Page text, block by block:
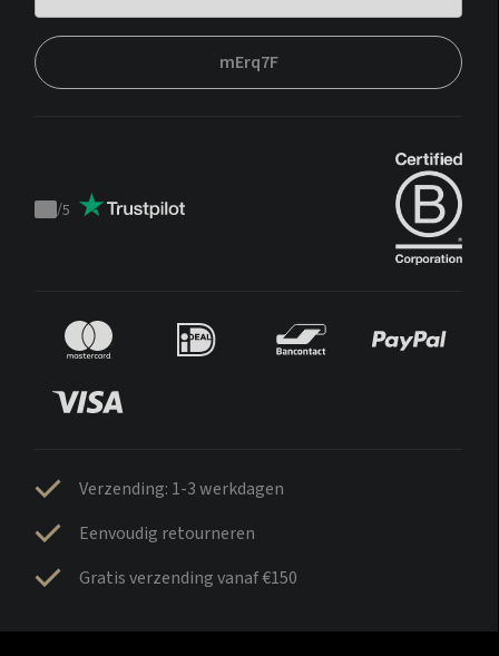
mErq7F
Trustpilot
/5
Verzending: 1-3 werkdagen
Eenvoudig retourneren
Gratis verzending vanaf €150